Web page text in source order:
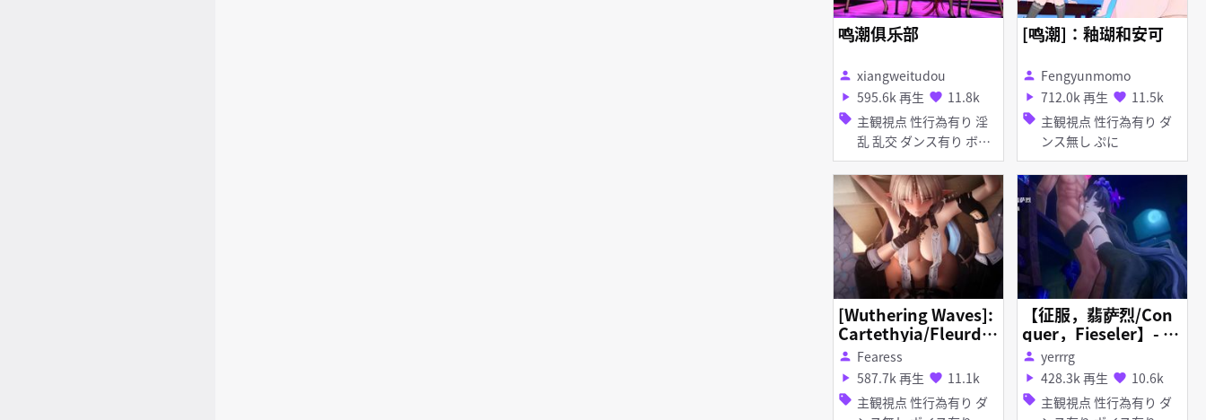
鸣潮俱乐部
person xiangweitudou
play_arrow 595.6k 再生 favorite 11.8k
sell 主観視点 性行為有り 淫
乱 乱交 ダンス有り ボイ
ス有り タイツ・ストッキ
ング ディルド バイブ・
ローター アヘ顔 フェラ
[鸣潮]：釉瑚和安可
person Fengyunmomo
play_arrow 712.0k 再生 favorite 11.5k
sell 主観視点 性行為有り ダ
ンス無し ぷに
[Wuthering Waves]:
Cartethyia/Fleurdel
ys Sex~ 💕
person Fearess
play_arrow 587.7k 再生 favorite 11.1k
sell 主観視点 性行為有り ダ
【征服，翡萨烈/Con
quer，Fieseler】- 离
火坎水&淫堕坎特蕾拉
🥵 -(📢10m37s)
person yerrrg
play_arrow 428.3k 再生 favorite 10.6k
sell 主観視点 性行為有り ダ